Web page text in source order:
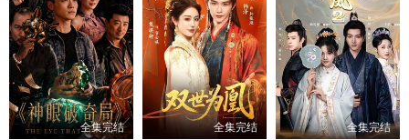
全集完结 全集完结 全集完结